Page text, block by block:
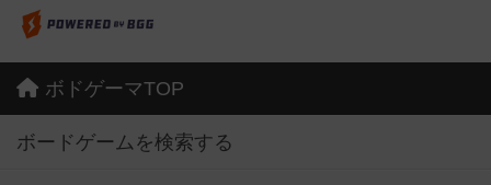
ボドゲーマTOP
ボードゲームを検索する